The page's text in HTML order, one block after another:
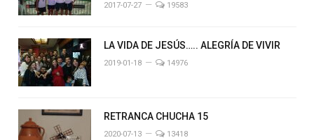
2017-07-27 19583
LA VIDA DE JESÚS….. ALEGRÍA DE VIVIR
2019-01-18 14976
RETRANCA CHUCHA 15
2020-07-13 13418